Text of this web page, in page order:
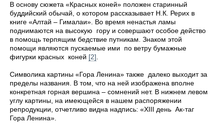
В основу сюжета «Красных коней» положен старинный
буддийский обычай, о котором рассказывает Н.К. Рерих в
книге «Алтай – Гималаи». Во время ненастья ламы
поднимаются на высокую гору и совершают особое действо
в помощь терпящим бедствие путникам. Знаком этой
помощи являются пускаемые ими по ветру бумажные
фигурки красных коней [2]
Символика картины «Гора Ленина» также далеко выходит за
пределы названия. В том, что на ней изображена вполне
конкретная горная вершина – сомнений нет. В нижнем левом
углу картины, на имеющейся в нашем распоряжении
репродукции, отчетливо видна надпись: «ХIII день Ак-таг
Гора Ленина».